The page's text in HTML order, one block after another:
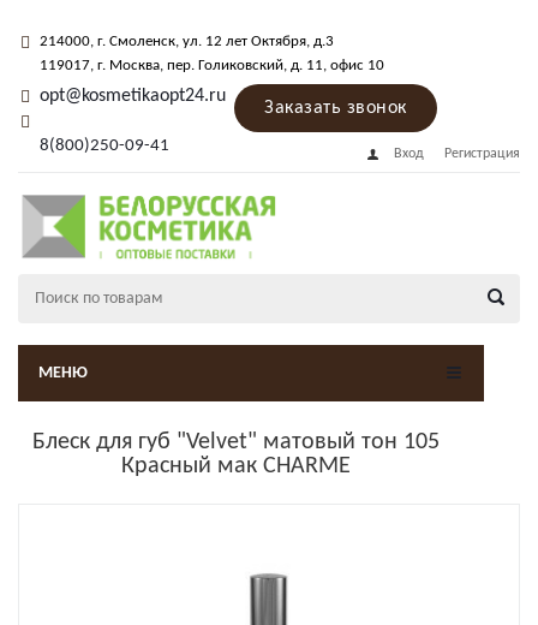
214000, г. Смоленск, ул. 12 лет Октября, д.3
119017, г. Москва, пер. Голиковский, д. 11, офис 10
opt@kosmetikaopt24.ru
8(800)250-09-41
Заказать звонок
Вход Регистрация
МЕНЮ
Блеск для губ "Velvet" матовый тон 105
Красный мак CHARME